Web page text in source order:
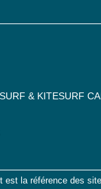
& KITESURF
est la référence des